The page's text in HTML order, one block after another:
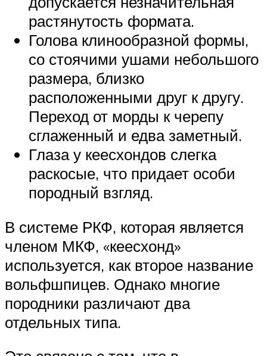
растянутость формата.
Голова клинообразной формы,
со стоячими ушами небольшого
размера, близко
расположенными друг к другу.
Переход от морды к черепу
сглаженный и едва заметный.
Глаза у кеесхондов слегка
раскосые, что придает особи
породный взгляд.
В системе РКФ, которая является
членом МКФ, «кеесхонд»
используется, как второе название
вольфшпицев. Однако многие
породники различают два
отдельных типа.